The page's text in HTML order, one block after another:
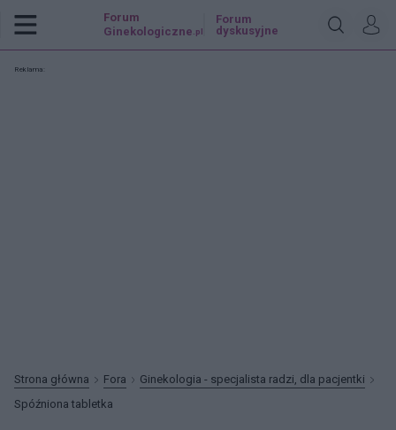
Forum
Ginekologiczne .pl
Forum
dyskusyjne
Reklama:
Strona główna Fora
Ginekologia - specjalista radzi, dla pacjentki
Spóźniona tabletka